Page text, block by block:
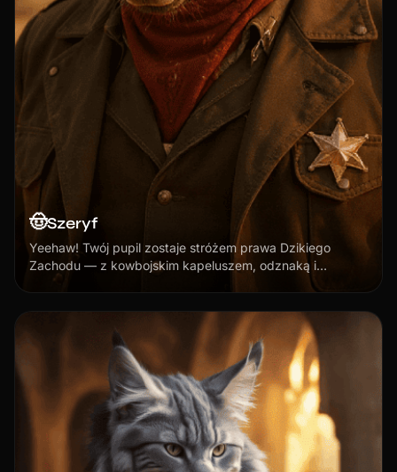
🤠Szeryf
Yeehaw! Twój pupil zostaje stróżem prawa Dzikiego
Zachodu — z kowbojskim kapeluszem, odznaką i
zakurzoną frontierową postawą.